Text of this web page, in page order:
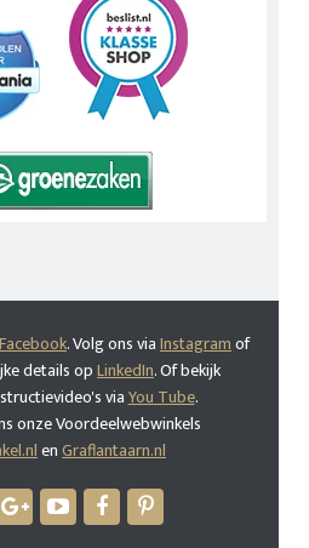
Facebook. Volg ons viaInstagramof
details opLinkedIn. Of bekijk
viaYou Tube.
onze Voordeelwebwinkels
enGraflantaarn.nl